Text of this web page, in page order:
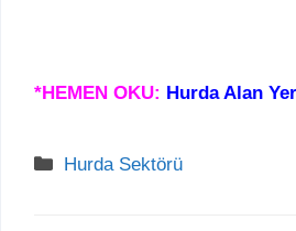
*HEMEN OKU: Hurda Alan
Kategoriler
Hurda Sektörü